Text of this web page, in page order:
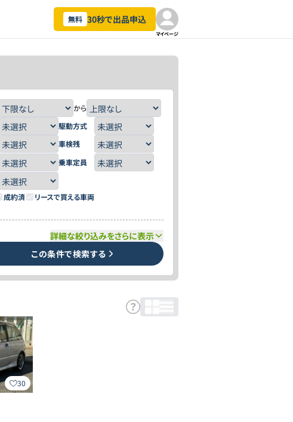
無料 30秒で出品申込
マイページ
から
駆動方式
車検残
乗車定員
成約済 リースで買える車両
詳細な絞り込みをさらに表示
この条件で検索する
30